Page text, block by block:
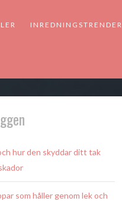
INREDNINGSTRENDER
hur den skyddar ditt tak
som håller genom lek och